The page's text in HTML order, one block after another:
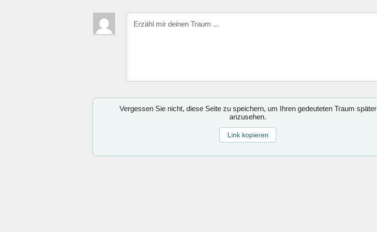
Vergessen Sie nicht, diese Seite zu speichern, um Ihren gedeuteten Traum später
anzusehen.
Link kopieren